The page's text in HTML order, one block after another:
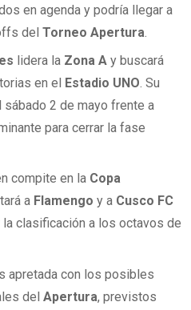
en agenda y podría llegar a
del Torneo Apertura.
lidera la Zona A y buscará
en el Estadio UNO. Su
2 de mayo frente a
para cerrar la fase
compite en la Copa
a Flamengo y a Cusco FC
clasificación a los octavos de
apretada con los posibles
del Apertura, previstos